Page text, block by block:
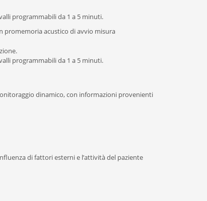
programmabili da 1 a 5 minuti.
promemoria acustico di avvio misura
programmabili da 1 a 5 minuti.
dinamico, con informazioni provenienti
di fattori esterni e l’attività del paziente